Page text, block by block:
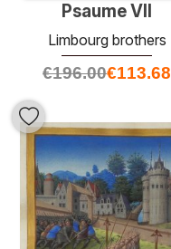
Psaume VII
Limbourg brothers
€196.00€113.68